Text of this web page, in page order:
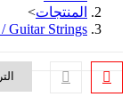
المنتجات>
Guitar Strings / اوتار الغيتار